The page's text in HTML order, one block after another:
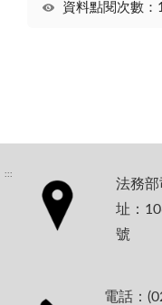
資料點閱次數：
:::
法務
址：
號
電話：